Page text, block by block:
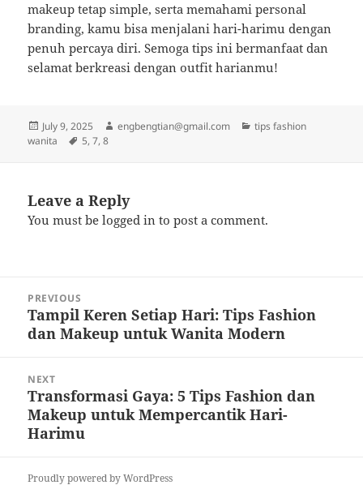
makeup tetap simple, serta memahami personal
branding, kamu bisa menjalani hari-harimu dengan
penuh percaya diri. Semoga tips ini bermanfaat dan
selamat berkreasi dengan outfit harianmu!
Posted
on
July 9, 2025 Author
engbengtian@gmail.com Categories
tips fashion
wanita
Tags
5,7,8
Leave a Reply
You must belogged in to post a comment.
navigation
PREVIOUS
Previous
post:
Tampil Keren Setiap Hari: Tips Fashion
dan Makeup untuk Wanita Modern
NEXT
Next
post:
Transformasi Gaya: 5 Tips Fashion dan
Makeup untuk Mempercantik Hari-
Harimu
Proudly powered by WordPress